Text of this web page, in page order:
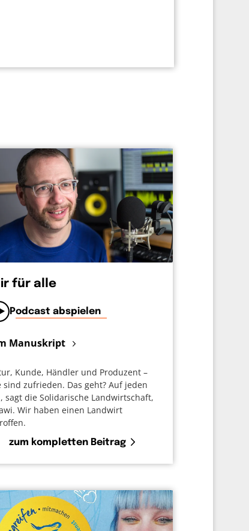
für alle
Podcast abspielen
Manuskript
Kunde, Händler und Produzent –
sind zufrieden. Das geht? Auf jeden
sagt die Solidarische Landwirtschaft,
Wir haben einen Landwirt
zum kompletten Beitrag